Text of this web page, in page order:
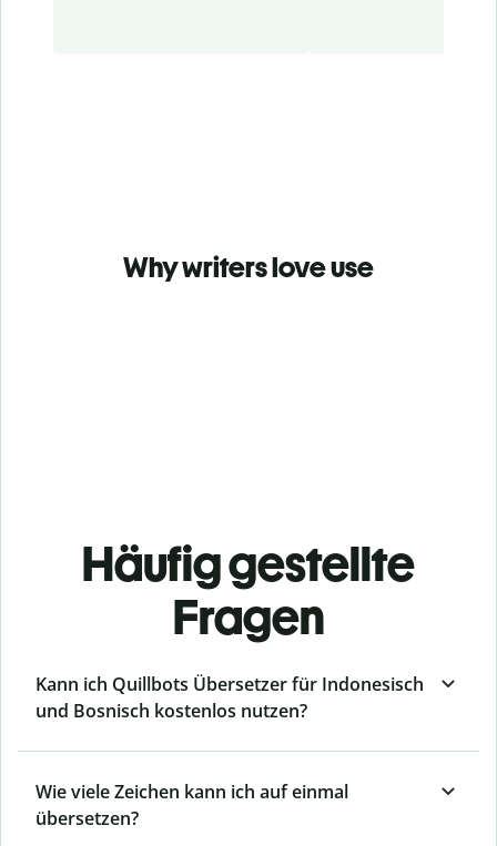
Why writers love use
Häufig gestellte
Fragen
Kann ich Quillbots Übersetzer für Indonesisch
und Bosnisch kostenlos nutzen?
Wie viele Zeichen kann ich auf einmal
übersetzen?